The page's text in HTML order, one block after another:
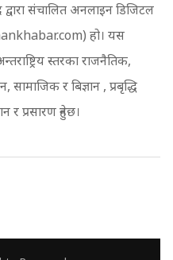
संचालित अनलाइन डिजिटल
हो। यस
स्तरका राजनैतिक,
र बिज्ञान , प्रबृद्धि
प्रसारण हुनेछ।